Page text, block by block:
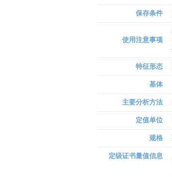
保存条件
使用注意事项
特征形态
基体
主要分析方法
定值单位
规格
定级证书量值信息